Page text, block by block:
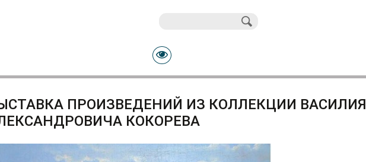
ПРОИЗВЕДЕНИЙ ИЗ КОЛЛЕКЦИИ ВАСИЛИЯ
КОКОРЕВА